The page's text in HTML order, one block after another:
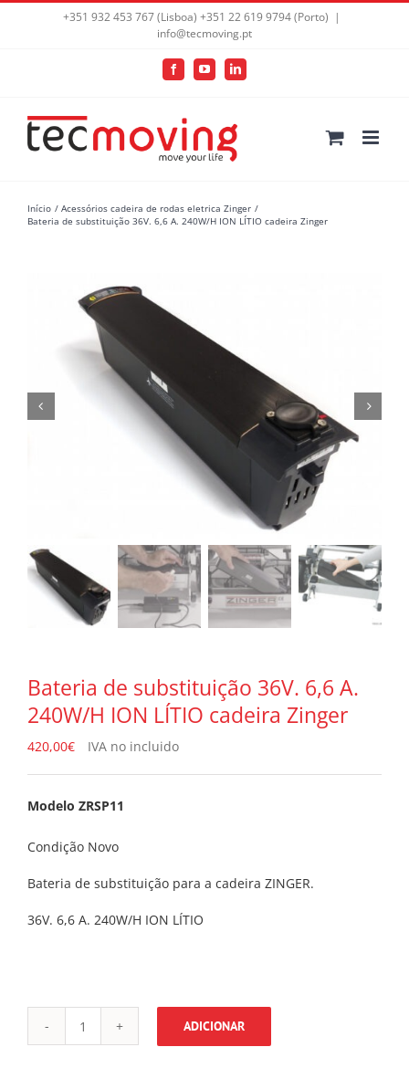
+351 932 453 767 (Lisboa) +351 22 619 9794 (Porto) |
info@tecmoving.pt
FacebookYouTubeLinkedIn
Início
Acessórios cadeira de rodas eletrica Zinger
Bateria de substituição 36V. 6,6 A. 240W/H ION LÍTIO cadeira Zinger
Bateria de substituição 36V. 6,6 A.
240W/H ION LÍTIO cadeira Zinger
420,00€ IVA no incluido
Modelo ZRSP11
Condição Novo
Bateria de substituição para a cadeira ZINGER.
36V. 6,6 A. 240W/H ION LÍTIO
Quantidade
ADICIONAR